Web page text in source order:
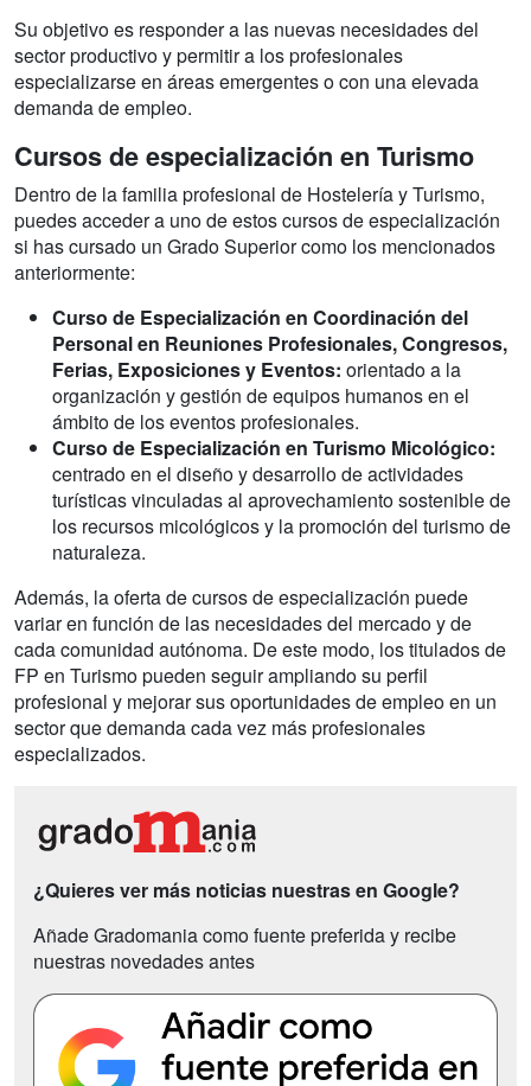
Su objetivo es responder a las nuevas necesidades del
sector productivo y permitir a los profesionales
especializarse en áreas emergentes o con una elevada
demanda de empleo.
Cursos de especialización en Turismo
Dentro de la familia profesional de Hostelería y Turismo,
puedes acceder a uno de estos cursos de especialización
si has cursado un Grado Superior como los mencionados
anteriormente:
Curso de Especialización en Coordinación del
Personal en Reuniones Profesionales, Congresos,
Ferias, Exposiciones y Eventos: orientado a la
organización y gestión de equipos humanos en el
ámbito de los eventos profesionales.
Curso de Especialización en Turismo Micológico:
centrado en el diseño y desarrollo de actividades
turísticas vinculadas al aprovechamiento sostenible de
los recursos micológicos y la promoción del turismo de
naturaleza.
Además, la oferta de cursos de especialización puede
variar en función de las necesidades del mercado y de
cada comunidad autónoma. De este modo, los titulados de
FP en Turismo pueden seguir ampliando su perfil
profesional y mejorar sus oportunidades de empleo en un
sector que demanda cada vez más profesionales
especializados.
¿Quieres ver más noticias nuestras en Google?
Añade Gradomania como fuente preferida y recibe
nuestras novedades antes